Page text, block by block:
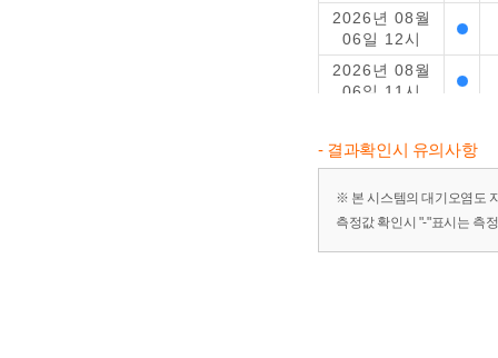
2026년 08월
06일 12시
2026년 08월
06일 11시
06일 10시
2026년 08월
06일 09시
2026년 08월
06일 08시
- 결과확인시 유의사항
※ 본 시스템의 대기오염도
측정값 확인시 "-"표시는 측